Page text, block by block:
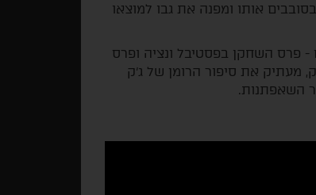
אותו ומפנה את גבו למוצאו
- פרס השחקן בפסטיבל ונציה ופרס
מעתיק את סיפור הרומן של ג'ק
השאפתנות.